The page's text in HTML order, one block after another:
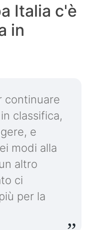
Italia c'è
in
continuare
classifica,
e
modi alla
altro
ci
per la